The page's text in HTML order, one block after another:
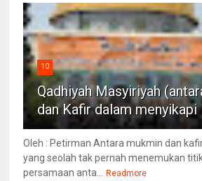
10
Qadhiyah Masyiriyah
dan Kafir dalam menyikapi
Oleh : Petirman Antara mukmin dan
yang seolah tak pernah menemukan
persamaan anta... Readmore